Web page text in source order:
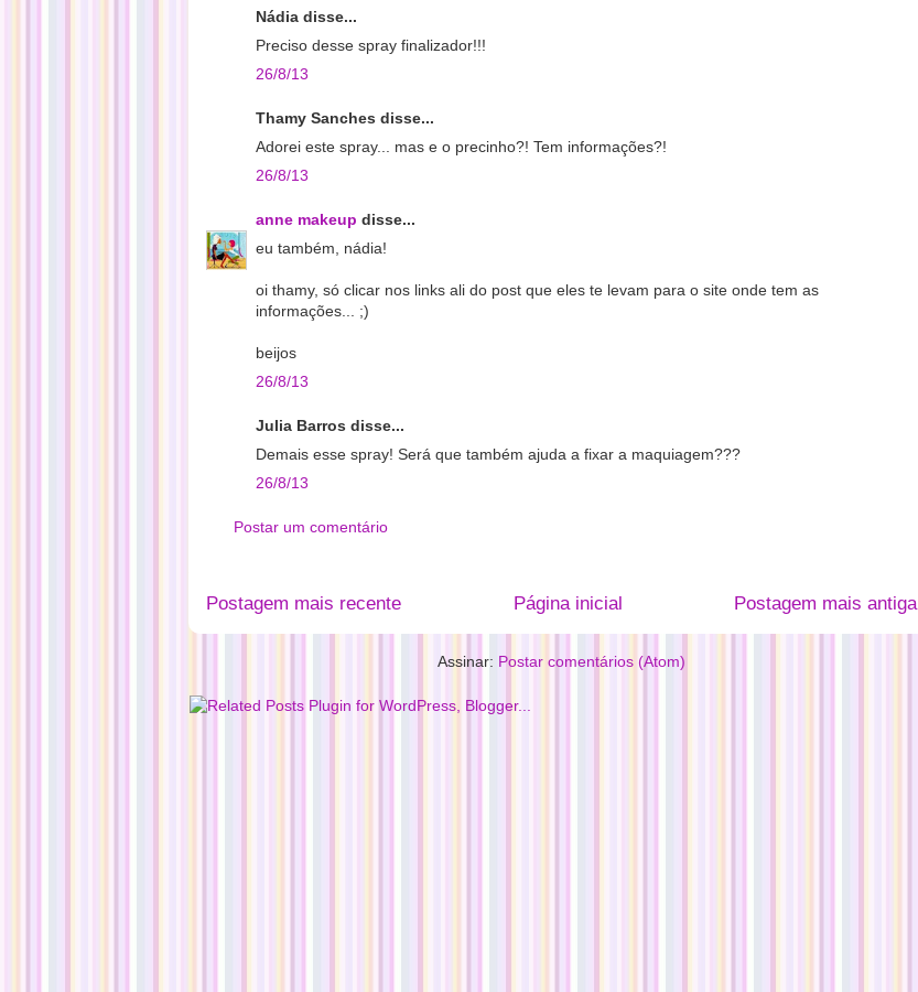
Nádia disse...
Preciso desse spray finalizador!!!
26/8/13
Thamy Sanches disse...
Adorei este spray... mas e o precinho?! Tem informações?!
26/8/13
anne makeup disse...
eu também, nádia!
oi thamy, só clicar nos links ali do post que eles te levam para o site onde tem as
informações... ;)
beijos
26/8/13
Julia Barros disse...
Demais esse spray! Será que também ajuda a fixar a maquiagem???
26/8/13
Postar um comentário
Postagem mais recente Postagem mais antiga
Página inicial
Assinar: Postar comentários (Atom)